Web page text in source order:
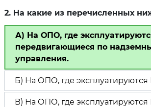
2. На какие из перечисленных
А) На ОПО, где
передвигающиеся по
управления.
Б) На ОПО, где эксплуатируются
В) На ОПО, где